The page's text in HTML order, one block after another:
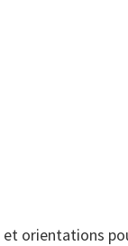
orientations